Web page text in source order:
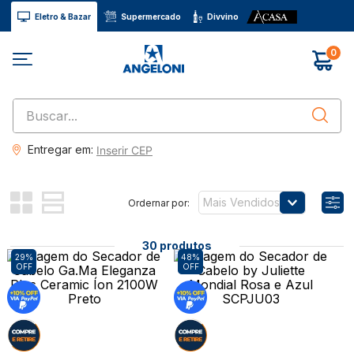
Eletro & Bazar Supermercado Divvino
0
Buscar...
Entregar em: Inserir CEP
Mais Vendidos
30 produtos
29%
OFF
48%
OFF